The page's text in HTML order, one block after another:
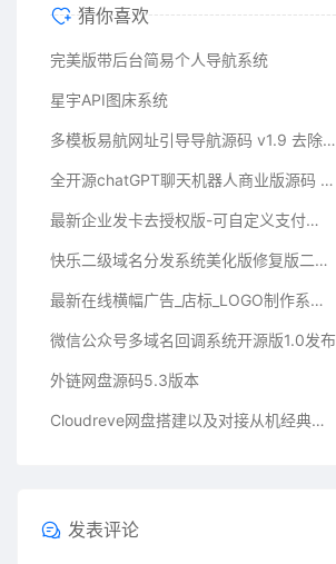
猜你喜欢
完美版带后台简易个人导航系统
星宇API图床系统
多模板易航网址引导导航源码 v1.9 去除弹窗等开心版
全开源chatGPT聊天机器人商业版源码 支持魔改 完全开放源代码
最新企业发卡去授权版-可自定义支付接口
快乐二级域名分发系统美化版修复版二开版
最新在线横幅广告_店标_LOGO制作系统源码本地接口版
微信公众号多域名回调系统开源版1.0发布
外链网盘源码5.3版本
Cloudreve网盘搭建以及对接从机经典教程
发表评论